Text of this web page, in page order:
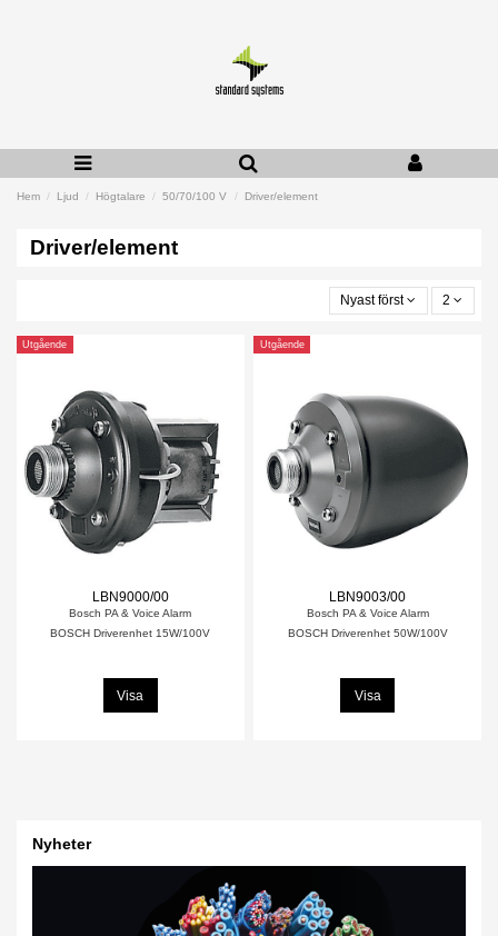
Hem Ljud Högtalare 50/70/100 V Driver/element
Driver/element
Nyast först 2
Utgående
LBN9000/00
Bosch PA & Voice Alarm
BOSCH Driverenhet 15W/100V
Visa
Utgående
LBN9003/00
Bosch PA & Voice Alarm
BOSCH Driverenhet 50W/100V
Visa
Nyheter